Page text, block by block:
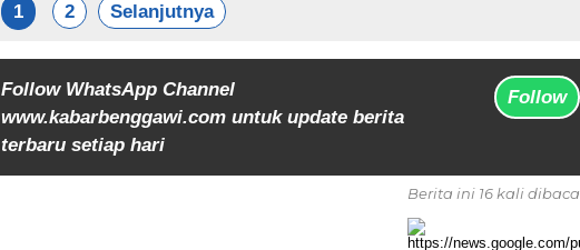
1
2 Selanjutnya
Follow WhatsApp Channel
www.kabarbenggawi.com untuk update berita
terbaru setiap hari
Follow
Berita ini 16 kali dibaca